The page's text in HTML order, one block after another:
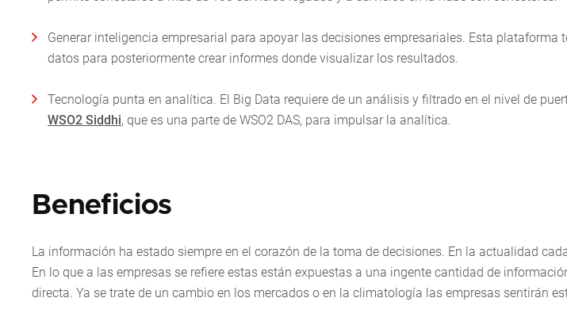
Generar inteligencia empresarial para apoyar las decisiones empresariales. Esta plataforma
datos para posteriormente crear informes donde visualizar los resultados.
Tecnología punta en analítica. El Big Data requiere de un análisis y filtrado en el nivel de
WSO2 Siddhi, que es una parte de WSO2 DAS, para impulsar la analítica.
Beneficios
La información ha estado siempre en el corazón de la toma de decisiones. En la actualidad
En lo que a las empresas se refiere estas están expuestas a una ingente cantidad de
directa. Ya se trate de un cambio en los mercados o en la climatología las empresas sentirán